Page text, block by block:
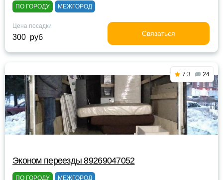
ПО ГОРОДУ МЕЖГОРОД
Цена посадки
300 руб Связаться
7.3 24
Эконом переезды 89269047052
ПО ГОРОДУ МЕЖГОРОД